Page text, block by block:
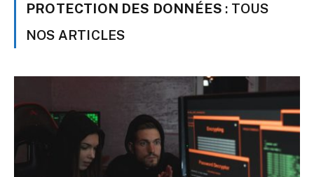
PROTECTION DES DONNÉES : TOUS
NOS ARTICLES